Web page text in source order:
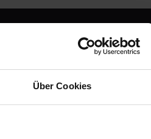
Über Cookies
und